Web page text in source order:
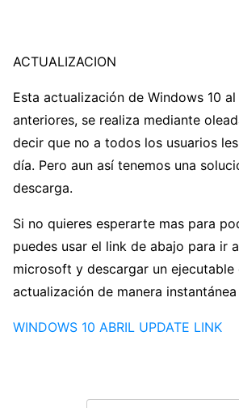
ACTUALIZACION
Esta actualización de Windows 10
anteriores, se realiza mediante
decir que no a todos los usuarios
día. Pero aun así tenemos una
descarga.
Si no quieres esperarte mas para
puedes usar el link de abajo para ir
microsoft y descargar un ejecutable
actualización de manera
WINDOWS 10 ABRIL UPDATE LINK